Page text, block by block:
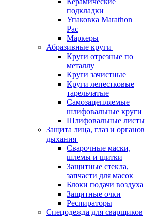
подкладки
Упаковка Marathon
Pac
Маркеры
Абразивные круги
Круги отрезные по
металлу
Круги зачистные
Круги лепестковые
тарельчатые
Самозацепляемые
шлифовальные круги
Шлифовальные листы
Защита лица, глаз и органов
дыхания
Сварочные маски,
шлемы и щитки
Защитные стекла,
запчасти для масок
Блоки подачи воздуха
Защитные очки
Респираторы
Спецодежда для сварщиков